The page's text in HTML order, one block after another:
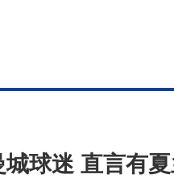
球迷 直言有